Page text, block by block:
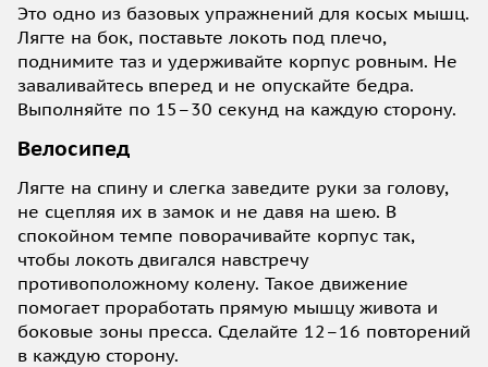
Это одно из базовых упражнений для косых мышц.
Лягте на бок, поставьте локоть под плечо,
поднимите таз и удерживайте корпус ровным. Не
заваливайтесь вперед и не опускайте бедра.
Выполняйте по 15–30 секунд на каждую сторону.
Велосипед
Лягте на спину и слегка заведите руки за голову,
не сцепляя их в замок и не давя на шею. В
спокойном темпе поворачивайте корпус так,
чтобы локоть двигался навстречу
противоположному колену. Такое движение
помогает проработать прямую мышцу живота и
боковые зоны пресса. Сделайте 12–16 повторений
в каждую сторону.